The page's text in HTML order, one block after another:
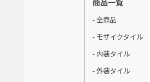
- 全商品
- モザイクタイル
- 内装タイル
- 外装タイル